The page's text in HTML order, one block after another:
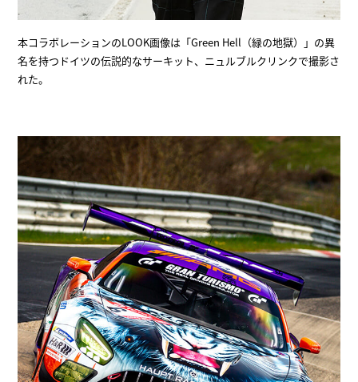
本コラボレーションのLOOK画像は「Green Hell（緑の地獄）」の異
名を持つドイツの伝説的なサーキット、ニュルブルクリンクで撮影さ
れた。